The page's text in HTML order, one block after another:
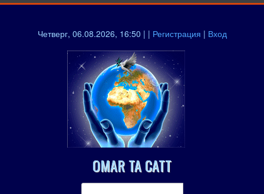
Четверг, 06.08.2026, 16:50 | | Регистрация | Вход
OMAR TA CATT